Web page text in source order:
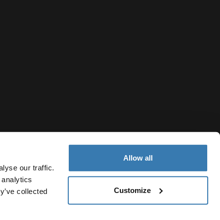
our traffic.
collected
Allow all
Customize
файлов cookie Настройки файлов cookie Current market/